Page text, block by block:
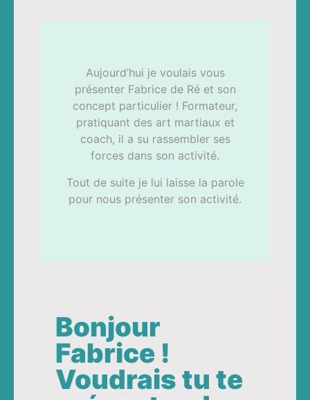
Aujourd’hui je voulais vous
présenter Fabrice de Ré et son
concept particulier ! Formateur,
pratiquant des art martiaux et
coach, il a su rassembler ses
forces dans son activité.
Tout de suite je lui laisse la parole
pour nous présenter son activité.
Bonjour
Fabrice !
Voudrais tu te